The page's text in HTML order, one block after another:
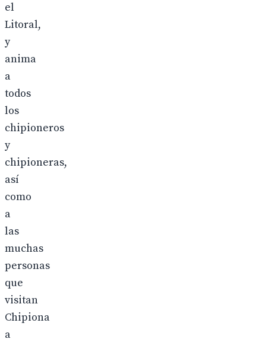
el
Litoral,
y
anima
a
todos
los
chipioneros
y
chipioneras,
así
como
a
las
muchas
personas
que
visitan
Chipiona
a